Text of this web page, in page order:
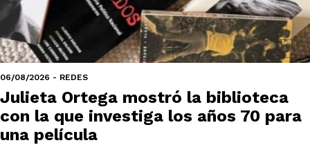
06/08/2026 - REDES
Julieta Ortega mostró la biblioteca
con la que investiga los años 70 para
una película